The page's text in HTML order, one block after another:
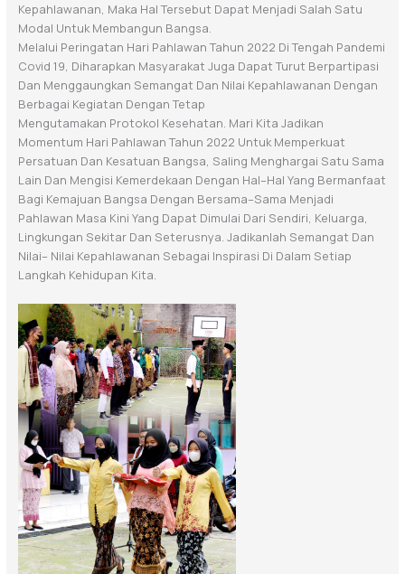
Kepahlawanan, Maka Hal Tersebut Dapat Menjadi Salah Satu
Modal Untuk Membangun Bangsa.
Melalui Peringatan Hari Pahlawan Tahun 2022 Di Tengah Pandemi
Covid 19, Diharapkan Masyarakat Juga Dapat Turut Berpartipasi
Dan Menggaungkan Semangat Dan Nilai Kepahlawanan Dengan
Berbagai Kegiatan DenGan Tetap
Mengutamakan Protokol Kesehatan. Mari Kita Jadikan
Momentum Hari Pahlawan Tahun 2022 Untuk Memperkuat
Persatuan Dan Kesatuan Bangsa, Saling Menghargai Satu Sama
Lain Dan Mengisi Kemerdekaan Dengan Hal–Hal Yang Bermanfaat
Bagi Kemajuan Bangsa Dengan Bersama–Sama Menjadi
Pahlawan Masa Kini Yang Dapat Dimulai Dari Sendiri, Keluarga,
Lingkungan Sekitar Dan Seterusnya. Jadikanlah Semangat Dan
Nilai– Nilai Kepahlawanan Sebagai Inspirasi Di Dalam Setiap
Langkah Kehidupan Kita.